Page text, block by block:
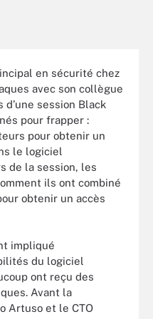
en sécurité chez
avec son collègue
d’une session Black
pour frapper :
pour obtenir un
le logiciel
de la session, les
ils ont combiné
obtenir un accès
impliqué
du logiciel
ont reçu des
Avant la
Artuso et le CTO